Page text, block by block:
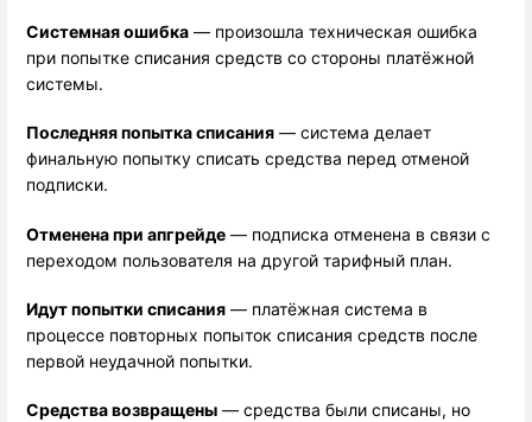
Системная ошибка — произошла техническая ошибка
при попытке списания средств со стороны платёжной
системы.
Последняя попытка списания — система делает
финальную попытку списать средства перед отменой
подписки.
Отменена при апгрейде — подписка отменена в связи с
переходом пользователя на другой тарифный план.
Идут попытки списания — платёжная система в
процессе повторных попыток списания средств после
первой неудачной попытки.
Средства возвращены — средства были списаны, но